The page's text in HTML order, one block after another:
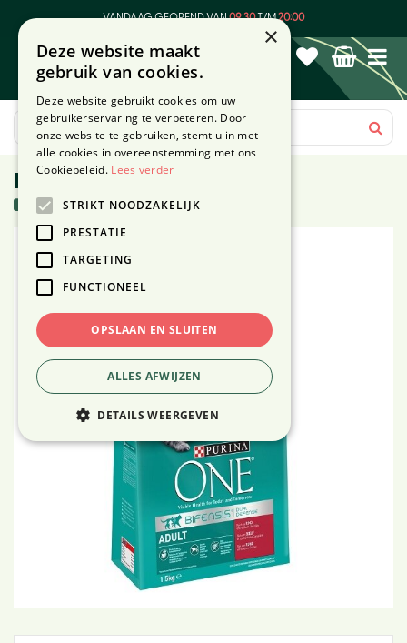
VANDAAG GEOPEND VAN09:30T/M20:00
4 stuks in voorraad
×
Deze website maakt
gebruik van cookies.
Deze website gebruikt cookies om uw
gebruikerservaring te verbeteren. Door
onze website te gebruiken, stemt u in met
alle cookies in overeenstemming met ons
Cookiebeleid. Lees verder
STRIKT NOODZAKELIJK
PRESTATIE
TARGETING
FUNCTIONEEL
OPSLAAN EN SLUITEN
ALLES AFWIJZEN
DETAILS WEERGEVEN